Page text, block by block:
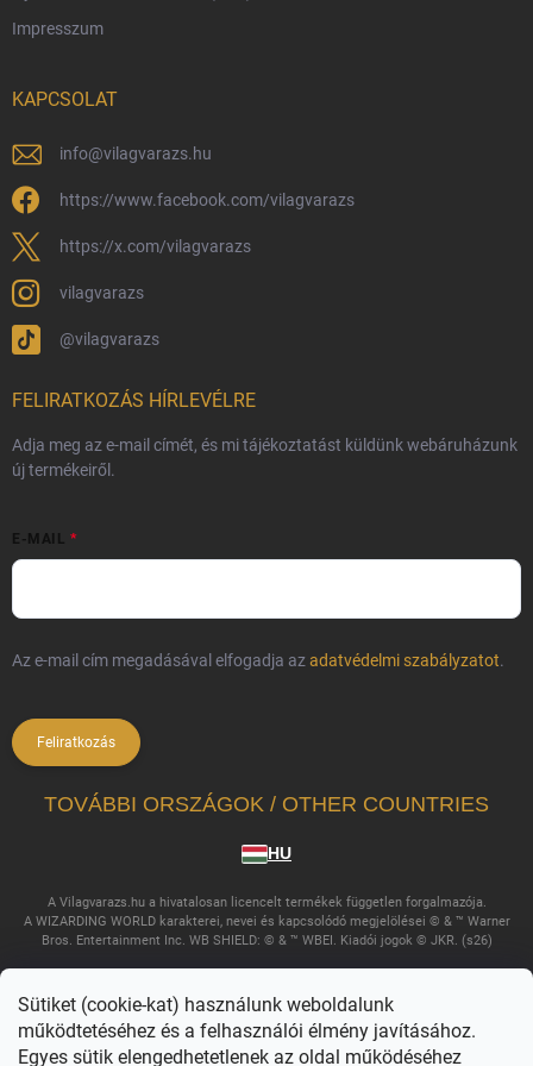
Sütiket (cookie-kat) használunk weboldalunk
működtetéséhez és a felhasználói élmény javításához.
Egyes sütik elengedhetetlenek az oldal működéséhez
Hűségprogram
Általános Szerződési Feltételek
Adatvédelmi feltételek
Védjegyek és szerzői jogok
Fémjelzés és nemesfém-tájékoztató
Impresszum
KAPCSOLAT
info@vilagvarazs.hu
https://www.facebook.com/vilagvarazs
https://x.com/vilagvarazs
vilagvarazs
@vilagvarazs
FELIRATKOZÁS HÍRLEVÉLRE
Adja meg az e-mail címét, és mi tájékoztatást küldünk webáruházunk
új termékeiről.
E-MAIL
Az e-mail cím megadásával elfogadja azadatvédelmi szabályzatot.
Feliratkozás
TOVÁBBI ORSZÁGOK / OTHER COUNTRIES
HU
A Vilagvarazs.hu a hivatalosan licencelt termékek független forgalmazója.
A WIZARDING WORLD karakterei, nevei és kapcsolódó megjelölései © & ™ Warner
Bros. Entertainment Inc. WB SHIELD: © & ™ WBEI. Kiadói jogok © JKR. (s26)